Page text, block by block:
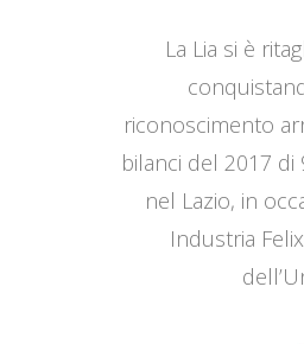
La Lia si è
riconoscimento
bilanci del 2017 di
nel Lazio, in
Industria